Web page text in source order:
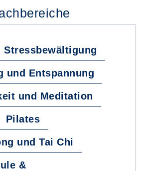
Stressbewältigung
und Entspannung
und Meditation
Pilates
und Tai Chi
&